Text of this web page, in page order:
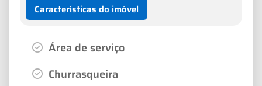
Características do imóvel
Área de serviço
Churrasqueira